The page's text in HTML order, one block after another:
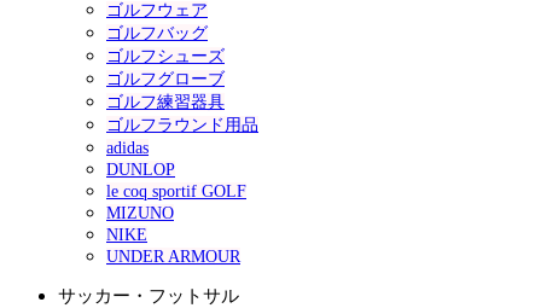
ゴルフウェア
ゴルフバッグ
ゴルフシューズ
ゴルフグローブ
ゴルフ練習器具
ゴルフラウンド用品
adidas
DUNLOP
le coq sportif GOLF
MIZUNO
NIKE
UNDER ARMOUR
サッカー・フットサル